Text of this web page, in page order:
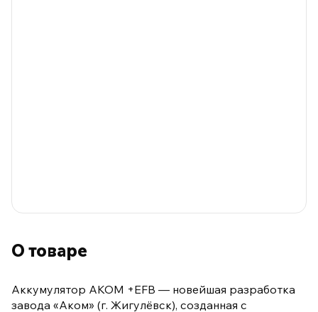
О товаре
Аккумулятор AKOM +EFB — новейшая разработка
завода «Аком» (г. Жигулёвск), созданная с